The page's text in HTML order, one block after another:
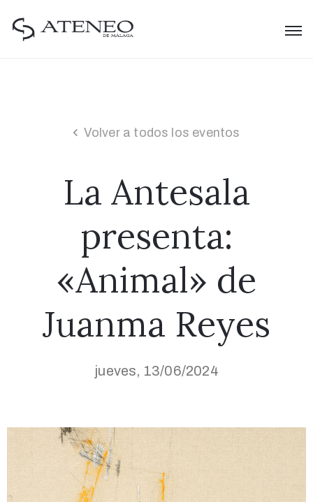
Volver a todos los eventos
La Antesala
presenta:
«Animal» de
Juanma Reyes
jueves, 13/06/2024